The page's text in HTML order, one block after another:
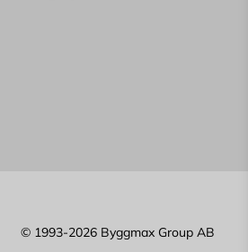
© 1993-2026 Byggmax Group AB